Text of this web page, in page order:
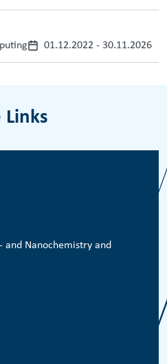
01.12.2022 - 30.11.2026
and Nanochemistry and